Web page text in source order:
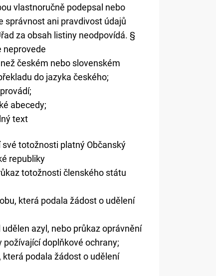
vlastnoručně podepsal nebo
správnost ani pravdivost údajů
za obsah listiny neodpovídá. §
neprovede
českém nebo slovenském
do jazyka českého;
abecedy;
text
totožnosti platný Občanský
republiky
totožnosti členského státu
která podala žádost o udělení
azyl, nebo průkaz oprávnění
požívající doplňkové ochrany;
která podala žádost o udělení